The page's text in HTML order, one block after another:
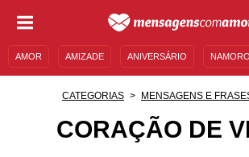
AMOR AMIZADE ANIVERSÁRIO NAMORO
AUTOAJUDA
CATEGORIAS MENSAGENS E
CORAÇÃO DE